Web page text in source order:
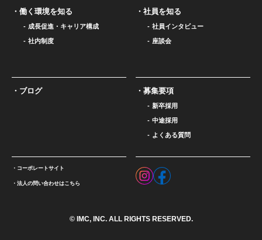
働く環境を知る
成長促進・キャリア構成
社内制度
社員を知る
社員インタビュー
座談会
ブログ 募集要項
新卒採用
中途採用
よくある質問
コーポレートサイト
法人の問い合わせはこちら
© IMC, INC. ALL RIGHTS RESERVED.